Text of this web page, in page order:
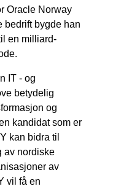
Oracle Norway
bedrift bygde han
en milliard-
IT - og
betydelig
og
kandidat som er
kan bidra til
av nordiske
av
vil få en